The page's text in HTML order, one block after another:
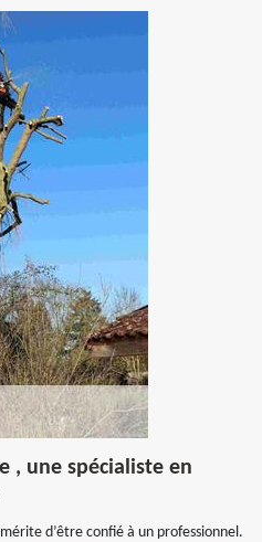
, une spécialiste en
d’être confié à un professionnel.